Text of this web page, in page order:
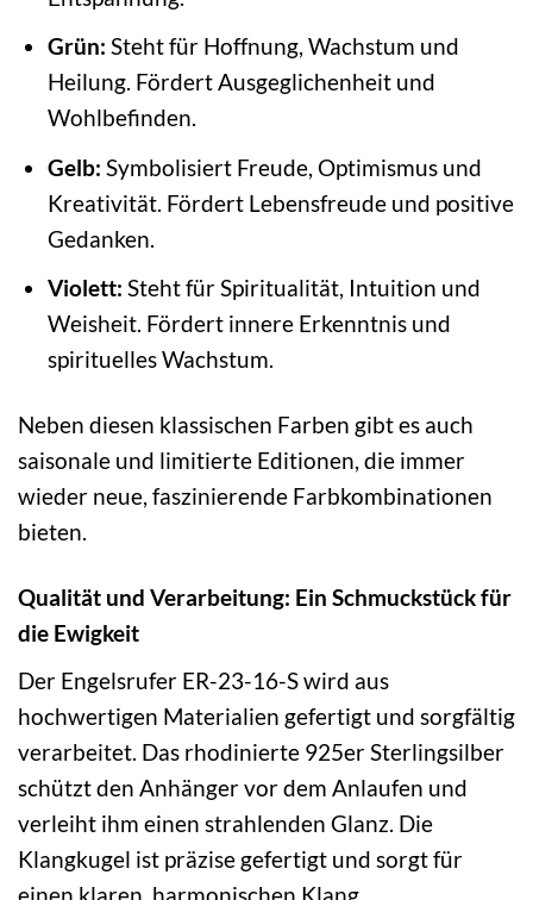
Grün: Steht für Hoffnung, Wachstum und
Heilung. Fördert Ausgeglichenheit und
Wohlbefinden.
Gelb: Symbolisiert Freude, Optimismus und
Kreativität. Fördert Lebensfreude und positive
Gedanken.
Violett: Steht für Spiritualität, Intuition und
Weisheit. Fördert innere Erkenntnis und
spirituelles Wachstum.
Neben diesen klassischen Farben gibt es auch
saisonale und limitierte Editionen, die immer
wieder neue, faszinierende Farbkombinationen
bieten.
Qualität und Verarbeitung: Ein Schmuckstück für
die Ewigkeit
Der Engelsrufer ER-23-16-S wird aus
hochwertigen Materialien gefertigt und sorgfältig
verarbeitet. Das rhodinierte 925er Sterlingsilber
schützt den Anhänger vor dem Anlaufen und
verleiht ihm einen strahlenden Glanz. Die
Klangkugel ist präzise gefertigt und sorgt für
einen klaren, harmonischen Klang.